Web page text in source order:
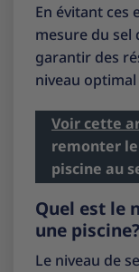
En évitant ces
mesure du sel
garantir des
niveau
Voir cette
remonter
piscine au
Quel est le
une piscine?
Le niveau de